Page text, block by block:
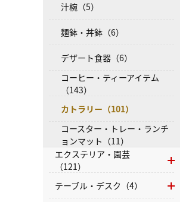
汁椀（5）
麺鉢・丼鉢（6）
デザート食器（6）
コーヒー・ティーアイテム
（143）
カトラリー（101）
コースター・トレー・ランチ
ョンマット（11）
エクステリア・園芸
（121）
テーブル・デスク（4）